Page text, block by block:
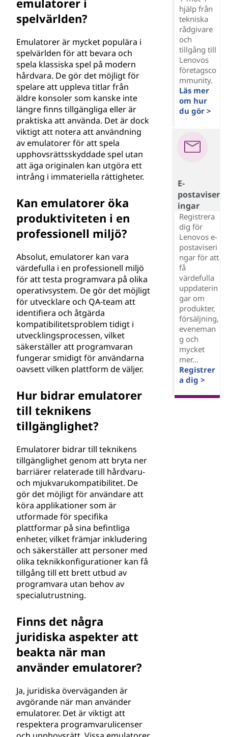
emulatorer i
spelvärlden?
Emulatorer är mycket populära i
spelvärlden för att bevara och
spela klassiska spel på modern
hårdvara. De gör det möjligt för
spelare att uppleva titlar från
äldre konsoler som kanske inte
längre finns tillgängliga eller är
praktiska att använda. Det är dock
viktigt att notera att användning
av emulatorer för att spela
upphovsrättsskyddade spel utan
att äga originalen kan utgöra ett
intrång i immateriella rättigheter.
Kan emulatorer öka
produktiviteten i en
professionell miljö?
Absolut, emulatorer kan vara
värdefulla i en professionell miljö
för att testa programvara på olika
operativsystem. De gör det möjligt
för utvecklare och QA-team att
identifiera och åtgärda
kompatibilitetsproblem tidigt i
utvecklingsprocessen, vilket
säkerställer att programvaran
fungerar smidigt för användarna
oavsett vilken plattform de väljer.
Hur bidrar emulatorer
till teknikens
tillgänglighet?
Emulatorer bidrar till teknikens
tillgänglighet genom att bryta ner
barriärer relaterade till hårdvaru-
och mjukvarukompatibilitet. De
gör det möjligt för användare att
köra applikationer som är
utformade för specifika
plattformar på sina befintliga
enheter, vilket främjar inkludering
och säkerställer att personer med
olika teknikkonfigurationer kan få
tillgång till ett brett utbud av
programvara utan behov av
specialutrustning.
Finns det några
juridiska aspekter att
beakta när man
använder emulatorer?
Ja, juridiska överväganden är
avgörande när man använder
emulatorer. Det är viktigt att
respektera programvarulicenser
hjälp från
tekniska
rådgivare
och
tillgång till
Lenovos
företagsco
mmunity.
Läs mer
om hur
du gör >
E-
postaviser
ingar
Registrera
dig för
Lenovos e-
postaviseri
ngar för att
få
värdefulla
uppdaterin
gar om
produkter,
försäljning,
eveneman
g och
mycket
mer...
Registrer
a dig >